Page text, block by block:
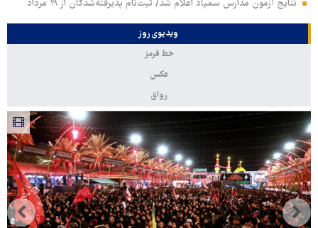
نتایج آزمون مدارس سمپاد اعلام شد/ ثبت‌نام پذیرفته‌شدگان از ۱۹ مرداد
ویدیوی روز
خط قرمز
عکس
رواق